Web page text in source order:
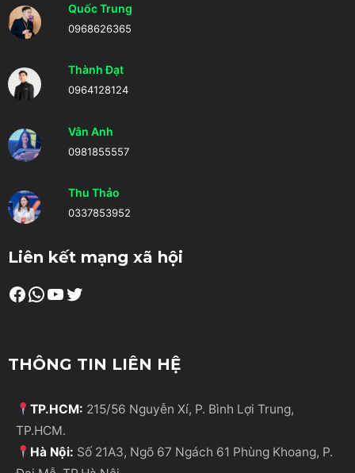
Quốc Trung
0968626365
Thành Đạt
0964128124
Vân Anh
0981855557
Thu Thảo
0337853952
Liên kết mạng xã hội
Facebook WhatsApp Youtube Twitter
THÔNG TIN LIÊN HỆ
TP.HCM: 215/56 Nguyễn Xí, P. Bình Lợi Trung,
TP.HCM.
Hà Nội: Số 21A3, Ngõ 67 Ngách 61 Phùng Khoang, P.